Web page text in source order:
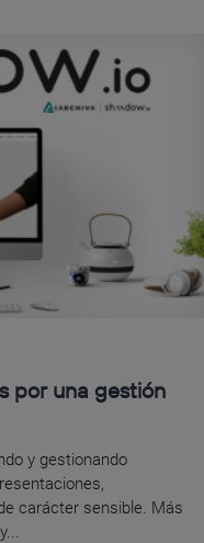
por una gestión
y gestionando
carácter sensible. Más